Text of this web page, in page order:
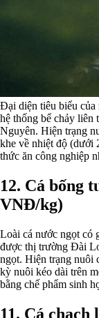
Đại diện tiêu biểu của
hệ thống bể chảy liên
Nguyên. Hiện trạng
khe về nhiệt độ (dưới
thức ăn công nghiệp
12. Cá bống
VNĐ/kg)
Loài cá nước ngọt có
được thị trường Đài
ngọt. Hiện trạng nuôi
kỳ nuôi kéo dài trên
bằng chế phẩm sinh
11. Cá chạch